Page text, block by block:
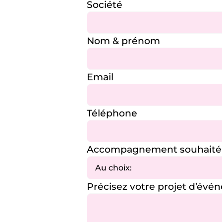
Société
Nom & prénom
Email
Téléphone
Accompagnement souhaité
Précisez votre projet